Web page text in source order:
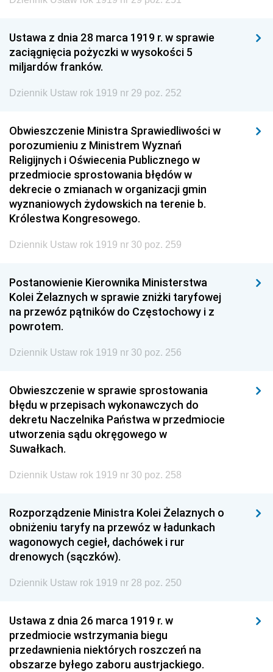
Ustawa z dnia 28 marca 1919 r. w sprawie
zaciągnięcia pożyczki w wysokości 5
miljardów franków.
Dziennik Ustaw rok 1919 nr 29 poz. 252
Obwieszczenie Ministra Sprawiedliwości w
porozumieniu z Ministrem Wyznań
Religijnych i Oświecenia Publicznego w
przedmiocie sprostowania błędów w
dekrecie o zmianach w organizacji gmin
wyznaniowych żydowskich na terenie b.
Królestwa Kongresowego.
Dziennik Ustaw rok 1919 nr 30 poz. 259
Postanowienie Kierownika Ministerstwa
Kolei Żelaznych w sprawie zniżki taryfowej
na przewóz pątników do Częstochowy i z
powrotem.
Dziennik Ustaw rok 1919 nr 30 poz. 256
Obwieszczenie w sprawie sprostowania
błędu w przepisach wykonawczych do
dekretu Naczelnika Państwa w przedmiocie
utworzenia sądu okręgowego w
Suwałkach.
Dziennik Ustaw rok 1919 nr 30 poz. 258
Rozporządzenie Ministra Kolei Żelaznych o
obniżeniu taryfy na przewóz w ładunkach
wagonowych cegieł, dachówek i rur
drenowych (sączków).
Dziennik Ustaw rok 1919 nr 28 poz. 250
Ustawa z dnia 26 marca 1919 r. w
przedmiocie wstrzymania biegu
przedawnienia niektórych roszczeń na
obszarze byłego zaboru austrjackiego.